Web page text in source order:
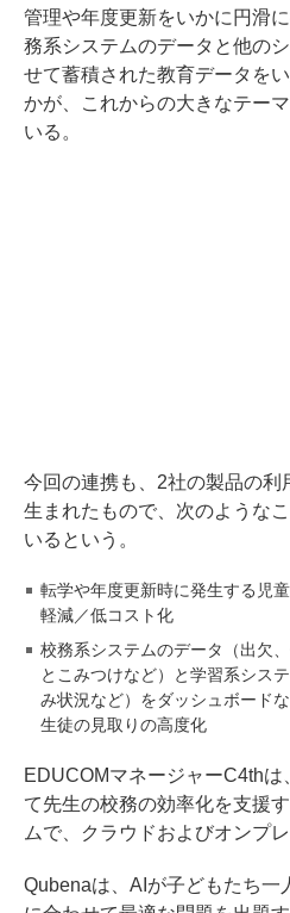
管理や年度更新をいかに円滑
務系システムのデータと他の
せて蓄積された教育データを
かが、これからの大きなテー
いる。
今回の連携も、2社の製品の利
生まれたもので、次のような
いるという。
転学や年度更新時に発生する児
軽減／低コスト化
校務系システムのデータ（出欠
とこみつけなど）と学習系シス
み状況など）をダッシュボード
生徒の見取りの高度化
EDUCOMマネージャーC4th
て先生の校務の効率化を支援
ムで、クラウドおよびオンプ
Qubenaは、AIが子どもたち一